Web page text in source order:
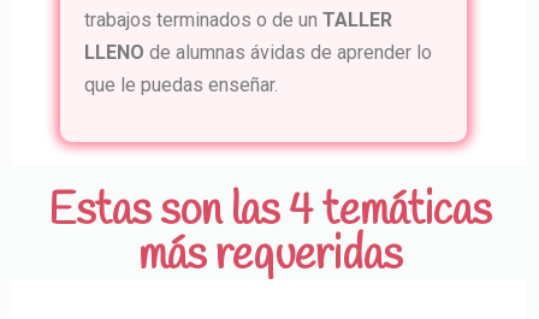
trabajos terminados o de un TALLER
LLENO de alumnas ávidas de aprender lo
que le puedas enseñar.
Estas son las 4 temáticas
más requeridas